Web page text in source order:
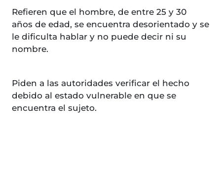
Refieren que el hombre, de entre 25 y 30
años de edad, se encuentra desorientado y se
le dificulta hablar y no puede decir ni su
nombre.
Piden a las autoridades verificar el hecho
debido al estado vulnerable en que se
encuentra el sujeto.